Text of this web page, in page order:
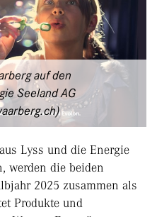
auf den
Seeland AG
Lyss und die Energie
werden die beiden
2025 zusammen als
Produkte und